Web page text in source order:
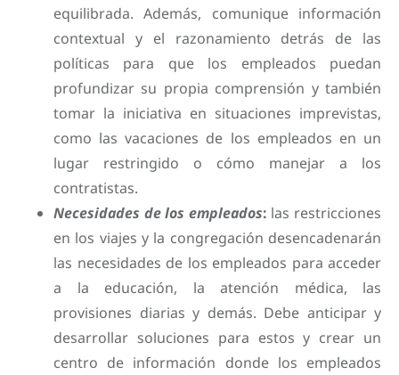
equilibrada. Además, comunique información
contextual y el razonamiento detrás de las
políticas para que los empleados puedan
profundizar su propia comprensión y también
tomar la iniciativa en situaciones imprevistas,
como las vacaciones de los empleados en un
lugar restringido o cómo manejar a los
contratistas.
Necesidades de los empleados: las restricciones
en los viajes y la congregación desencadenarán
las necesidades de los empleados para acceder
a la educación, la atención médica, las
provisiones diarias y demás. Debe anticipar y
desarrollar soluciones para estos y crear un
centro de información donde los empleados